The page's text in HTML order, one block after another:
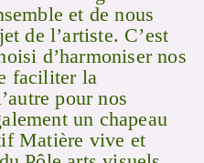
et de nous
de l’artiste. C’est
d’harmoniser nos
faciliter la
pour nos
un chapeau
Matière vive et